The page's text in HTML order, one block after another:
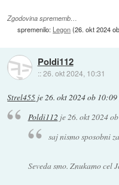
Zgodovina sprememb…
spremenilo: Legon(26. okt 2024
Poldi112
::26. okt 2024, 10:31
Strel455 je26. okt 2024 ob 10:09
Poldi112je26. okt 2024
saj nismo sposobni
Seveda smo. Znukamo cel